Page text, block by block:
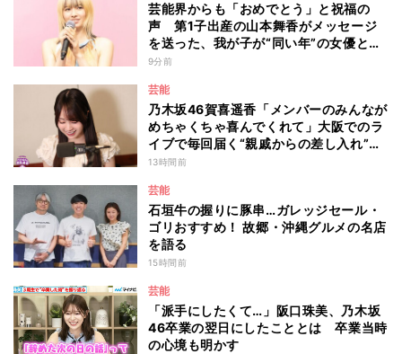
芸能界からも「おめでとう」と祝福の
声 第1子出産の山本舞香がメッセージ
を送った、我が子が“同い年”の女優と
は 今月1日には2年在籍した所属事務所
改めて考えながら…」
9分前
芸能
乃木坂46賀喜遥香「メンバーのみんなが
めちゃくちゃ喜んでくれて」大阪でのラ
イブで毎回届く“親戚からの差し入れ”と
は？
13時間前
芸能
石垣牛の握りに豚串…ガレッジセール・
ゴリおすすめ！ 故郷・沖縄グルメの名店
を語る
15時間前
芸能
「派手にしたくて…」阪口珠美、乃木坂
46卒業の翌日にしたこととは 卒業当時
の心境も明かす